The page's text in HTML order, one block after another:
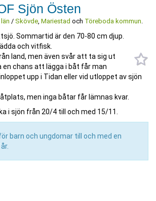
Sjön Östen
/ Skövde, Mariestad och Töreboda kommun.
Sommartid är den 70-80 cm djup.
och vitfisk.
land, men även svår att ta sig ut
en chans att lägga i båt får man
upp i Tidan eller vid utloppet av sjön
men inga båtar får lämnas kvar.
i sjön från 20/4 till och med 15/11.
barn och ungdomar till och med en
år.